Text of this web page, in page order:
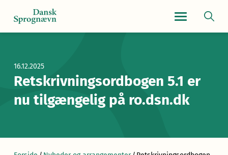
16.12.2025
Retskrivningsordbogen 5.1 er
nu tilgængelig på ro.dsn.dk